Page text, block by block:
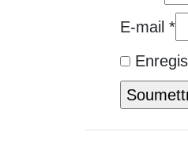
E-mail *